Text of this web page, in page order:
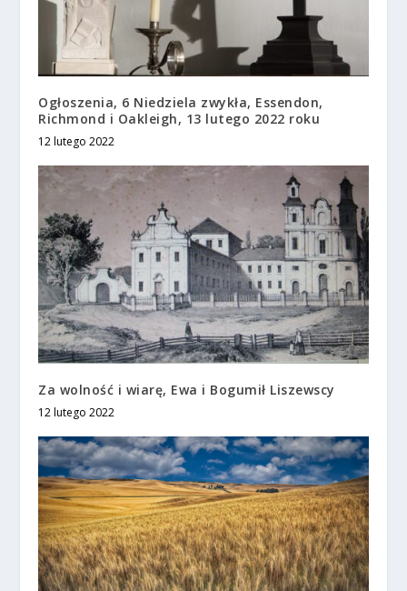
Ogłoszenia, 6 Niedziela zwykła, Essendon,
Richmond i Oakleigh, 13 lutego 2022 roku
12 lutego 2022
Za wolność i wiarę, Ewa i Bogumił Liszewscy
12 lutego 2022